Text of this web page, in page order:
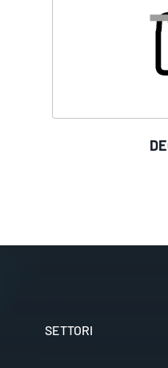
SETTORI